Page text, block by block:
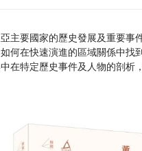
主要國家的歷史發展及重要
何在快速演進的區域關係中
在特定歷史事件及人物的剖